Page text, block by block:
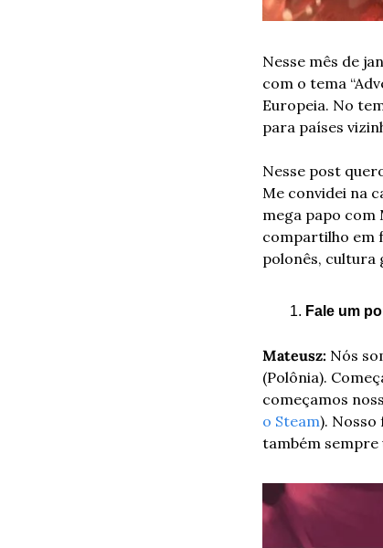
Nesse mês de
com o tema
Europeia. No
para países
Nesse post
Me convidei na
mega papo com
compartilho em
polonês, cultura
Fale um
Mateusz: Nós
(Polônia).
começamos
o Steam). Nosso
também